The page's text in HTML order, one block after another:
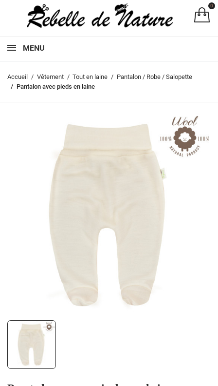
0
MENU
Accueil Vêtement Tout en laine
Pantalon / Robe / Salopette
Pantalon avec pieds en laine